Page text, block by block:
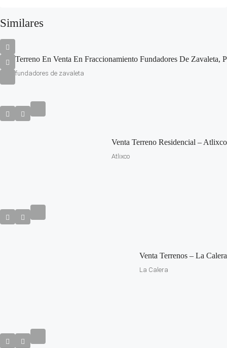
Similares
Terreno En Venta En Fraccionamiento Fundadores De Zavaleta,
fundadores de zavaleta
Venta Terreno Residencial – Atlixco
Atlixco
Venta Terrenos – La Calera
La Calera